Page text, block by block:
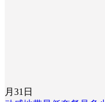
月31日